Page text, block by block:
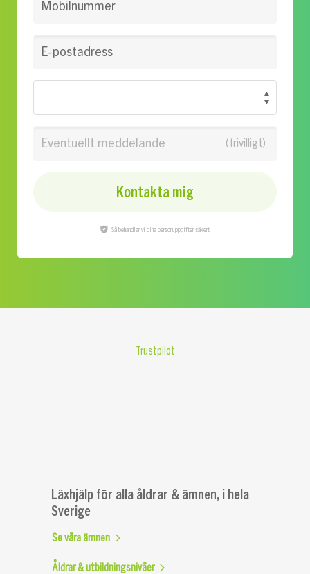
Mobilnummer
E-postadress
Eventuellt meddelande
Kontakta mig
Så behandlar vi dina personuppgifter säkert
Trustpilot
Läxhjälp för alla åldrar & ämnen, i hela
Sverige
Se våra ämnen
Åldrar & utbildningsnivåer